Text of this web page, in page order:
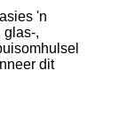
'n
glas-,
dit